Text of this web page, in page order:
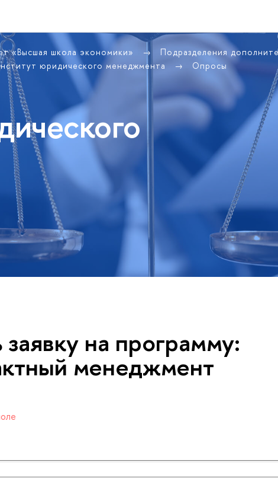
«Высшая школа экономики»
Подразделения
юридического менеджмента Опросы
на программу:
менеджмент